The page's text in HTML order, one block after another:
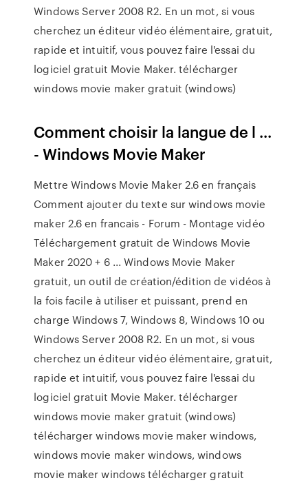
Windows Server 2008 R2. En un mot, si vous
cherchez un éditeur vidéo élémentaire, gratuit,
rapide et intuitif, vous pouvez faire l'essai du
logiciel gratuit Movie Maker. télécharger
windows movie maker gratuit (windows)
Comment choisir la langue de l ...
- Windows Movie Maker
Mettre Windows Movie Maker 2.6 en français
Comment ajouter du texte sur windows movie
maker 2.6 en francais - Forum - Montage vidéo
Téléchargement gratuit de Windows Movie
Maker 2020 + 6 ... Windows Movie Maker
gratuit, un outil de création/édition de vidéos à
la fois facile à utiliser et puissant, prend en
charge Windows 7, Windows 8, Windows 10 ou
Windows Server 2008 R2. En un mot, si vous
cherchez un éditeur vidéo élémentaire, gratuit,
rapide et intuitif, vous pouvez faire l'essai du
logiciel gratuit Movie Maker. télécharger
windows movie maker gratuit (windows)
télécharger windows movie maker windows,
windows movie maker windows, windows
movie maker windows télécharger gratuit